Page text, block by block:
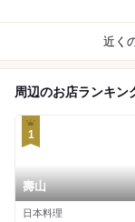
近く
周辺のお店ランキン
1
壽山
日本料理